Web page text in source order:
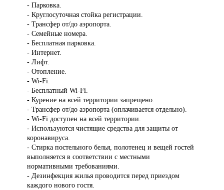
- Парковка.
- Круглосуточная стойка регистрации.
- Трансфер от/до аэропорта.
- Семейные номера.
- Бесплатная парковка.
- Интернет.
- Лифт.
- Отопление.
- Wi-Fi.
- Бесплатный Wi-Fi.
- Курение на всей территории запрещено.
- Трансфер от/до аэропорта (оплачивается отдельно).
- Wi-Fi доступен на всей территории.
- Используются чистящие средства для защиты от
коронавируса.
- Стирка постельного белья, полотенец и вещей гостей
выполняется в соответствии с местными
нормативными требованиями.
- Дезинфекция жилья проводится перед приездом
каждого нового гостя.